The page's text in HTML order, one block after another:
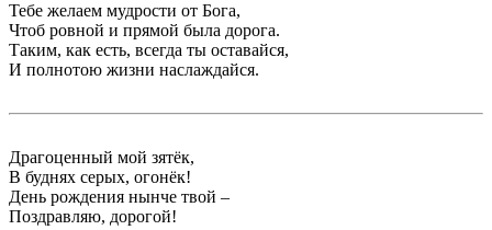
Тебе желаем мудрости от Бога,
Чтоб ровной и прямой была дорога.
Таким, как есть, всегда ты оставайся,
И полнотою жизни наслаждайся.
Драгоценный мой зятёк,
В буднях серых, огонёк!
День рождения нынче твой –
Поздравляю, дорогой!